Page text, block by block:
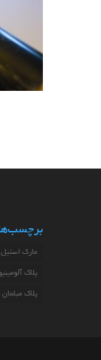
مارک استیل
پلاک
پلاک مبلمان